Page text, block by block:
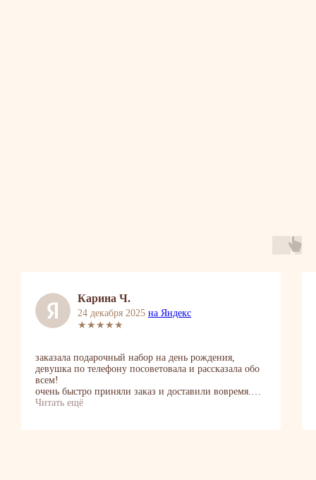
(Сбербанк| Тинькофф)
(при оплате от юр. лица)
(Visa, Mastercard, МИР, Apple|,
Google|, Samsung Pay)
Свежие букеты и сервис, к которому хочется возвращаться
Карина Ч.
24 декабря 2025 на Яндекс
★★★★★
заказала подарочный набор на день рождения,
девушка по телефону посоветовала и рассказала обо
всем!
очень быстро приняли заказ и доставили вовремя.
приятный подарок на день рождения, советую!
Читать ещё